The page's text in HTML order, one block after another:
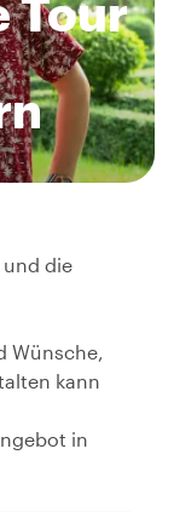
Tour
und die
Wünsche,
kann
in